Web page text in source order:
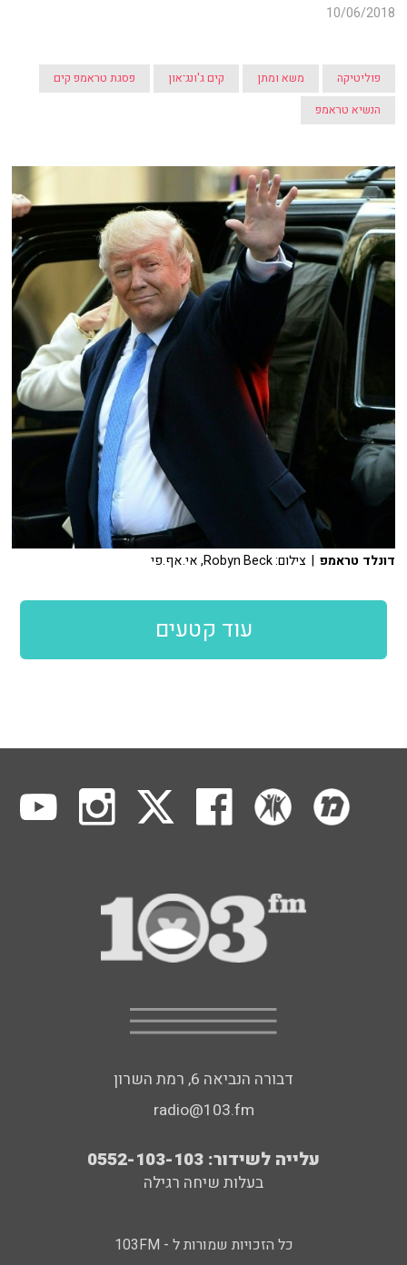
10/06/2018
פוליטיקה משא ומתן קים ג'ונג־און
פסגת טראמפ קים
הנשיא טראמפ
דונלד טראמפ | צילום: Robyn Beck, אי.אף.פי
עוד קטעים
דבורה הנביאה 6, רמת השרון
radio@103.fm
עלייה לשידור: 0552-103-103
בעלות שיחה רגילה
כל הזכויות שמורות ל - 103FM